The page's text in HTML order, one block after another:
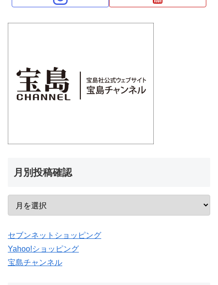
月別投稿確認
セブンネットショッピング
Yahoo!ショッピング
宝島チャンネル